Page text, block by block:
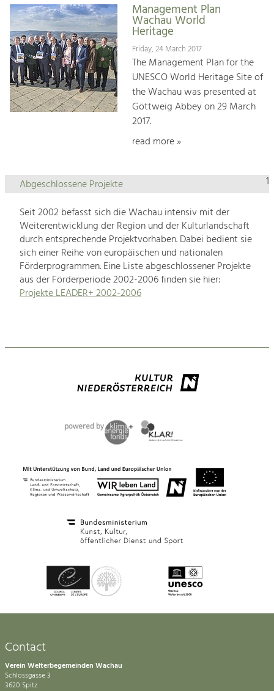
Management Plan
Wachau World
Heritage
Friday, 24 March 2017
The Management Plan for the
UNESCO World Heritage Site of
the Wachau was presented at
Göttweig Abbey on 29 March
2017.
read more »
1
Abgeschlossene Projekte
Seit 2002 befasst sich die Wachau intensiv mit der
Weiterentwicklung der Region und der Kulturlandschaft
durch entsprechende Projektvorhaben. Dabei bedient sie
sich einer Reihe von europäischen und nationalen
Förderprogrammen. Eine Liste abgeschlossener Projekte
aus der Förderperiode 2002-2006 finden sie hier:
Projekte LEADER+ 2002-2006
Contact
Verein Welterbegemeinden Wachau
Schlossgasse 3
3620 Spitz